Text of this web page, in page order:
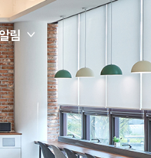
림
공지사항
FAQ
Main Menu
Back
예약안내
Back
Back